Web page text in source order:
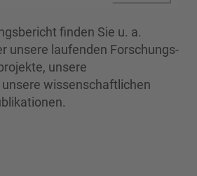
finden Sie u. a.
unsere laufenden Forschungs-
unsere
wissenschaftlichen